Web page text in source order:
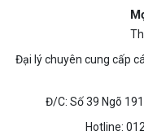
Đại lý chuyên cung cấp
Đ/C: Số 39 Ngõ
Hotline: